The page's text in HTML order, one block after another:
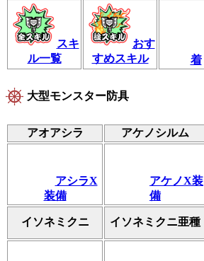
スキ
ル一覧
おす
すめスキル
着
大型モンスター防具
アオアシラ アケノシルム
アシラX
装備
アケノX装
備
イソネミクニ イソネミクニ亜種